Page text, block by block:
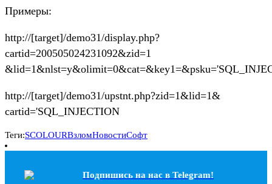
Примеры:
http://[target]/demo31/display.php?
cartid=200505024231092&zid=1
http://[target]/demo31/upstnt.php?zid=1&lid=1&
cartid='SQL_INJECTION
Теги:SCOLOURВзломНовостиСофт
Подпишись на наc в Telegram!